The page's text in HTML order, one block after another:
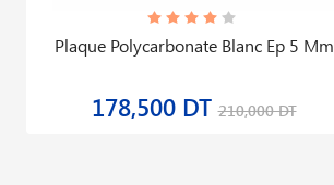
Plaque Polycarbonate Blanc Ep 5 Mm
178,500 DT210,000 DT